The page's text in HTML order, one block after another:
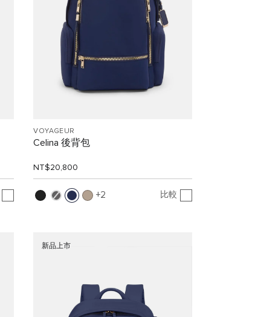
VOYAGEUR
Celina 後背包
NT$20,800
2 比較
新品上市